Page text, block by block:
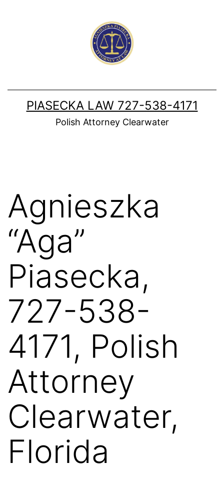
PIASECKA LAW 727-538-4171
Polish Attorney Clearwater
Agnieszka
“Aga”
Piasecka,
727-538-
4171, Polish
Attorney
Clearwater,
Florida